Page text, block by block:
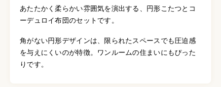
あたたかく柔らかい雰囲気を演出する、円形こたつとコ
ーデュロイ布団のセットです。
角がない円形デザインは、限られたスペースでも圧迫感
を与えにくいのが特徴。ワンルームの住まいにもぴった
りです。